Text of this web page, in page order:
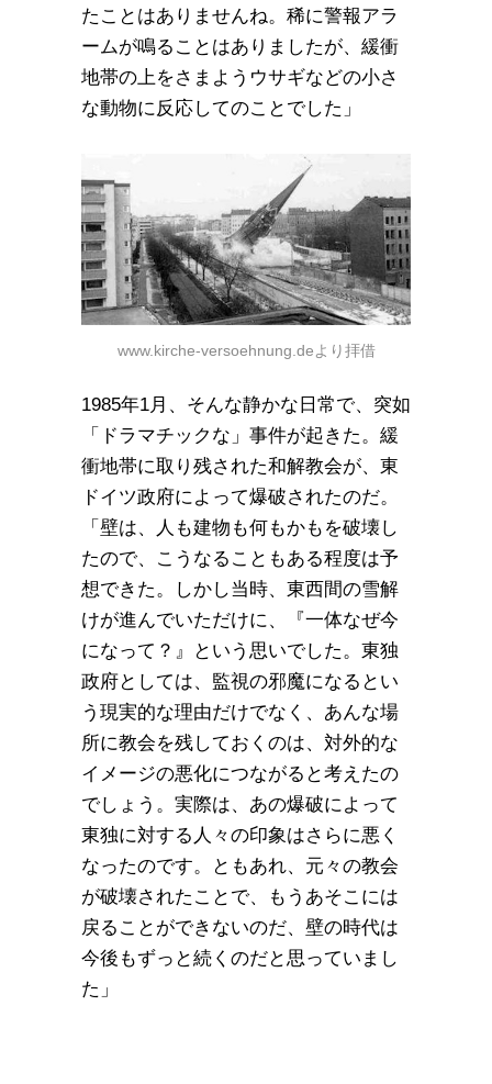
たことはありませんね。稀に警報アラ
ームが鳴ることはありましたが、緩衝
地帯の上をさまようウサギなどの小さ
な動物に反応してのことでした」
www.kirche-versoehnung.deより拝借
1985年1月、そんな静かな日常で、突如
「ドラマチックな」事件が起きた。緩
衝地帯に取り残された和解教会が、東
ドイツ政府によって爆破されたのだ。
「壁は、人も建物も何もかもを破壊し
たので、こうなることもある程度は予
想できた。しかし当時、東西間の雪解
けが進んでいただけに、『一体なぜ今
になって？』という思いでした。東独
政府としては、監視の邪魔になるとい
う現実的な理由だけでなく、あんな場
所に教会を残しておくのは、対外的な
イメージの悪化につながると考えたの
でしょう。実際は、あの爆破によって
東独に対する人々の印象はさらに悪く
なったのです。ともあれ、元々の教会
が破壊されたことで、もうあそこには
戻ることができないのだ、壁の時代は
今後もずっと続くのだと思っていまし
た」